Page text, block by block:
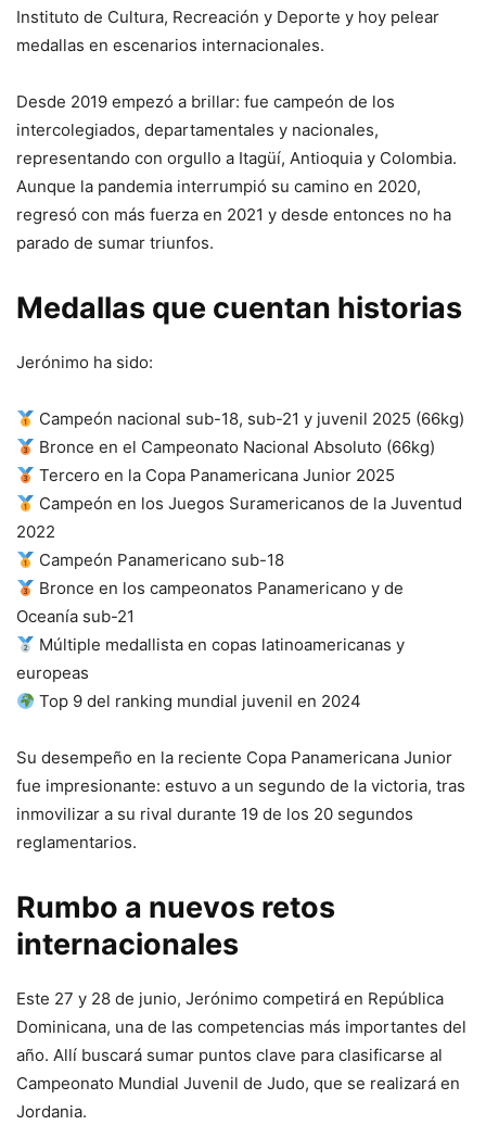
Instituto de Cultura, Recreación y Deporte y hoy pelear
medallas en escenarios internacionales.
Desde 2019 empezó a brillar: fue campeón de los
intercolegiados, departamentales y nacionales,
representando con orgullo a Itagüí, Antioquia y Colombia.
Aunque la pandemia interrumpió su camino en 2020,
regresó con más fuerza en 2021 y desde entonces no ha
parado de sumar triunfos.
Medallas que cuentan historias
Jerónimo ha sido:
Campeón nacional sub-18, sub-21 y juvenil 2025 (66kg)
Bronce en el Campeonato Nacional Absoluto (66kg)
Tercero en la Copa Panamericana Junior 2025
Campeón en los Juegos Suramericanos de la Juventud
2022
Campeón Panamericano sub-18
Bronce en los campeonatos Panamericano y de
Oceanía sub-21
Múltiple medallista en copas latinoamericanas y
europeas
Top 9 del ranking mundial juvenil en 2024
Su desempeño en la reciente Copa Panamericana Junior
fue impresionante: estuvo a un segundo de la victoria, tras
inmovilizar a su rival durante 19 de los 20 segundos
reglamentarios.
Rumbo a nuevos retos
internacionales
Este 27 y 28 de junio, Jerónimo competirá en República
Dominicana, una de las competencias más importantes del
año. Allí buscará sumar puntos clave para clasificarse al
Campeonato Mundial Juvenil de Judo, que se realizará en
Jordania.